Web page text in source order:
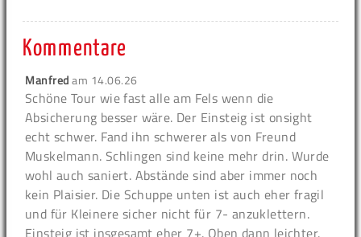
Kommentare
Manfredam 14.06.26
Schöne Tour wie fast alle am Fels wenn die
Absicherung besser wäre. Der Einsteig ist onsight
echt schwer. Fand ihn schwerer als von Freund
Muskelmann. Schlingen sind keine mehr drin. Wurde
wohl auch saniert. Abstände sind aber immer noch
kein Plaisier. Die Schuppe unten ist auch eher fragil
und für Kleinere sicher nicht für 7- anzuklettern.
Einsteig ist insgesamt eher 7+. Oben dann leichter.